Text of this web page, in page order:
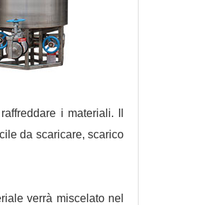
i materiali. Il
da scaricare, scarico
verrà miscelato nel